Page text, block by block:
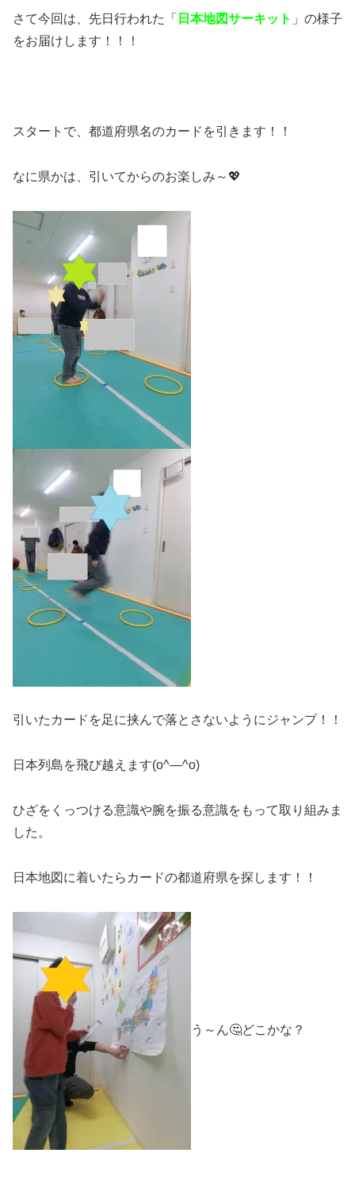
さて今回は、先日行われた「 日本地図サーキット 」の様子
をお届けします！！！
スタートで、都道府県名のカードを引きます！！
なに県かは、引いてからのお楽しみ～💖
引いたカードを足に挟んで落とさないようにジャンプ！！
日本列島を飛び越えます(o^―^o)
ひざをくっつける意識や腕を振る意識をもって取り組みま
した。
日本地図に着いたらカードの都道府県を探します！！
う～ん🤔どこかな？